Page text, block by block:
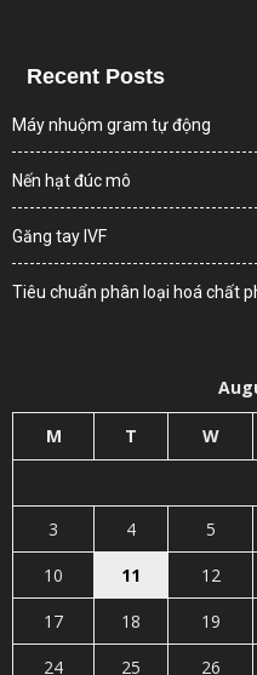
Recent Posts
Máy nhuộm gram tự động
Nến hạt đúc mô
Găng tay IVF
Tiêu chuẩn phân loại hoá chất
M T W
3
4 5
10
11 12
17
18 19
24
25 26